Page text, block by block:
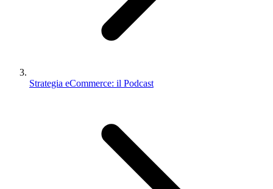
Strategia eCommerce: il Podcast